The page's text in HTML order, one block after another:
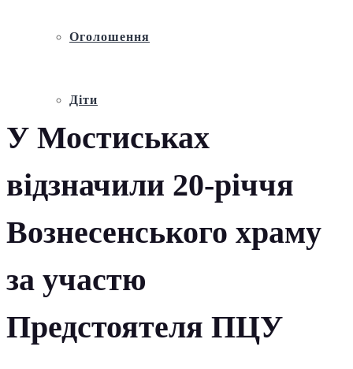
Оголошення
Діти
У Мостиськах
відзначили 20-річчя
Вознесенського храму
за участю
Предстоятеля ПЦУ